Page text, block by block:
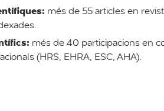
més de 55 articles en
més de 40 participacions en
(HRS, EHRA, ESC, AHA).